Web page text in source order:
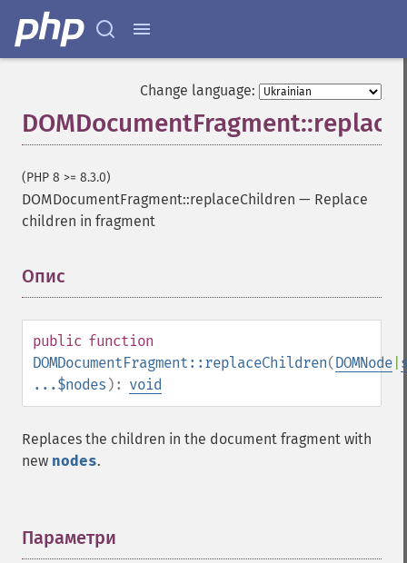
Change language:
(PHP 8 >= 8.3.0)
DOMDocumentFragment::replaceChildren — Replace
children in fragment
Опис
public function
DOMDocumentFragment::replaceChildren(DOMNode
...$nodes ): void
Replaces the children in the document fragment with
new nodes.
Параметри